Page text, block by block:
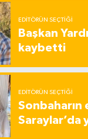
EDITÖRÜN SEÇTIĞI
Başkan
kaybetti
EDITÖRÜN SEÇTIĞI
Sonbaharın
Saraylar’da